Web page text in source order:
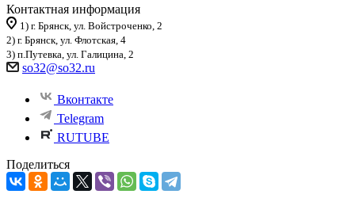
Контактная информация
1) г. Брянск, ул. Войстроченко, 2
2) г. Брянск, ул. Флотская, 4
3) п.Путевка, ул. Галицина, 2
so32@so32.ru
Вконтакте
Telegram
RUTUBE
Поделиться